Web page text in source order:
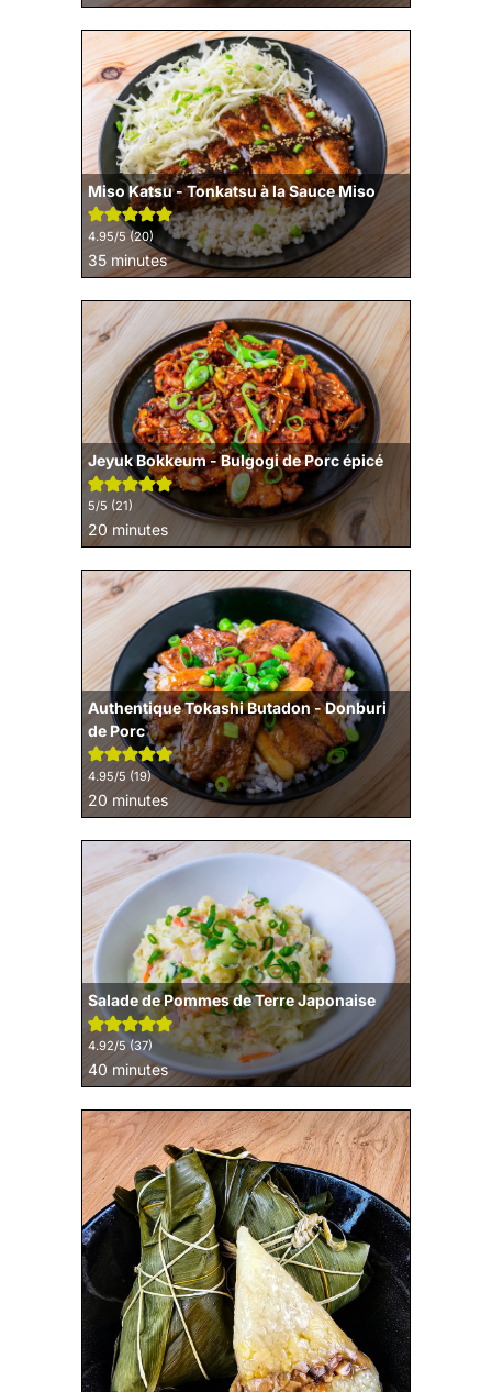
Miso Katsu - Tonkatsu à la Sauce Miso
4.95/5 (20)
35minutes
minutes
Jeyuk Bokkeum - Bulgogi de Porc épicé
5/5 (21)
20 minutes
minutes
Authentique Tokashi Butadon - Donburi
de Porc
4.95/5 (19)
20 minutes
minutes
Salade de Pommes de Terre Japonaise
4.92/5 (37)
40 minutes
minutes